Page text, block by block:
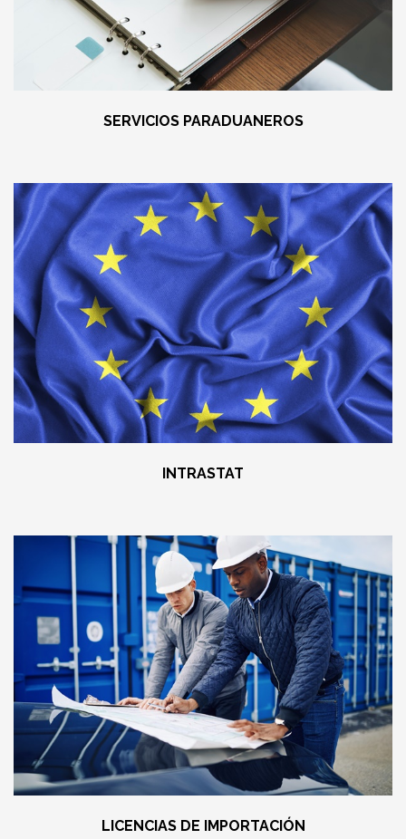
SERVICIOS PARADUANEROS
INTRASTAT
LICENCIAS DE IMPORTACIÓN